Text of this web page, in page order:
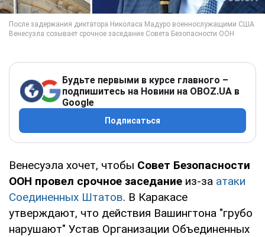
Будьте первыми в курсе главного –
подпишитесь на Новини на OBOZ.UA в
Google
Подписаться
Венесуэла хочет, чтобы Совет Безопасности
ООН провел срочное заседание из-за атаки
Соединенных Штатов. В Каракасе
утверждают, что действия Вашингтона "грубо
нарушают" Устав Организации Объединенных